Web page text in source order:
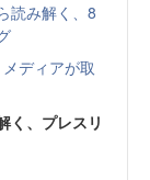
読み解く、8
ディアが取
く、プレスリ